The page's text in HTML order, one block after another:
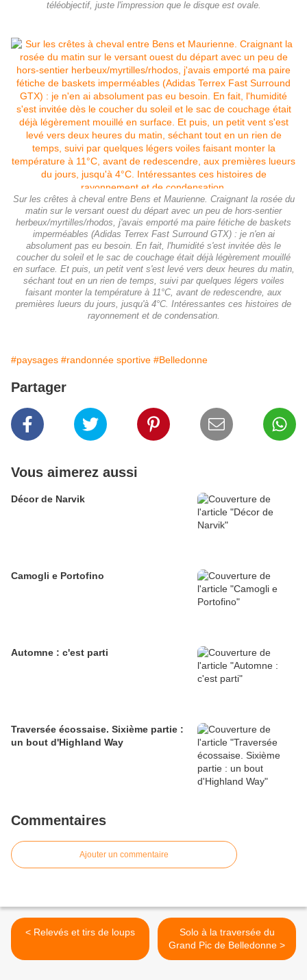
téléobjectif, juste l'impression que le disque est ovale.
Sur les crêtes à cheval entre Bens et Maurienne. Craignant la rosée du
matin sur le versant ouest du départ avec un peu de hors-sentier
herbeux/myrtilles/rhodos, j'avais emporté ma paire fétiche de baskets
imperméables (Adidas Terrex Fast Surround GTX) : je n'en ai
absolument pas eu besoin. En fait, l'humidité s'est invitée dès le
coucher du soleil et le sac de couchage était déjà légèrement mouillé
en surface. Et puis, un petit vent s'est levé vers deux heures du matin,
séchant tout en un rien de temps, suivi par quelques légers voiles
faisant monter la température à 11°C, avant de redescendre, aux
premières lueurs du jours, jusqu'à 4°C. Intéressantes ces histoires de
rayonnement et de condensation.
#paysages #randonnée sportive #Belledonne
Partager
Vous aimerez aussi
Décor de Narvik
Camogli e Portofino
Automne : c'est parti
Traversée écossaise. Sixième partie :
un bout d'Highland Way
Commentaires
Ajouter un commentaire
< Relevés et tirs de loups
Solo à la traversée du
Grand Pic de Belledonne >